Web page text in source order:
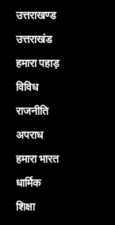
उत्तराखण्ड
उत्तराखंड
हमारा पहाड़
विविध
राजनीति
अपराध
हमारा भारत
धार्मिक
शिक्षा